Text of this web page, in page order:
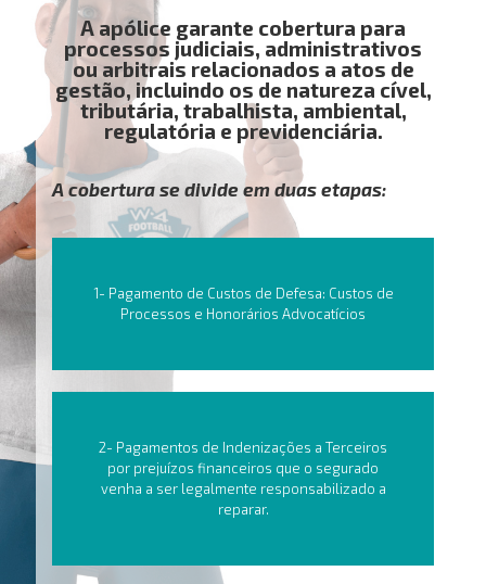
A apólice garante cobertura para
processos judiciais, administrativos
ou arbitrais relacionados a atos de
gestão, incluindo os de natureza cível,
tributária, trabalhista, ambiental,
regulatória e previdenciária.
A cobertura se divide em duas etapas:
1- Pagamento de Custos de Defesa: Custos de
Processos e Honorários Advocatícios
2- Pagamentos de Indenizações a Terceiros
por prejuízos financeiros que o segurado
venha a ser legalmente responsabilizado a
reparar.